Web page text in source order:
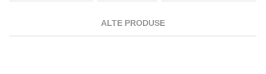
ALTE PRODUSE